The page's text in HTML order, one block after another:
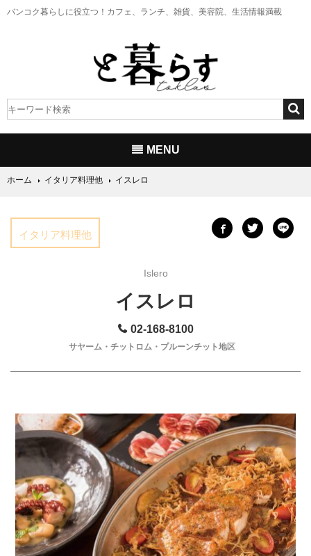
バンコク暮らしに役立つ！ カフェ、ランチ、雑貨、美容院、生活情報満載
MENU
ホーム イタリア料理他 イスレロ
イタリア料理他
Islero
イスレロ
02-168-8100
サヤーム・チットロム・プルーンチット地区